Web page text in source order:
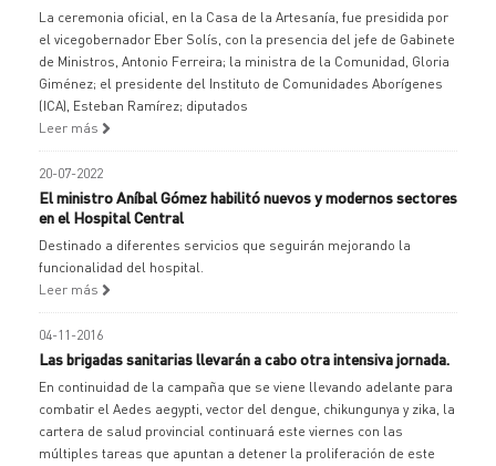
La ceremonia oficial, en la Casa de la Artesanía, fue presidida por
el vicegobernador Eber Solís, con la presencia del jefe de Gabinete
de Ministros, Antonio Ferreira; la ministra de la Comunidad, Gloria
Giménez; el presidente del Instituto de Comunidades Aborígenes
(ICA), Esteban Ramírez; diputados
Leer más
20-07-2022
El ministro Aníbal Gómez habilitó nuevos y modernos sectores
en el Hospital Central
Destinado a diferentes servicios que seguirán mejorando la
funcionalidad del hospital.
Leer más
04-11-2016
Las brigadas sanitarias llevarán a cabo otra intensiva jornada.
En continuidad de la campaña que se viene llevando adelante para
combatir el Aedes aegypti, vector del dengue, chikungunya y zika, la
cartera de salud provincial continuará este viernes con las
múltiples tareas que apuntan a detener la proliferación de este